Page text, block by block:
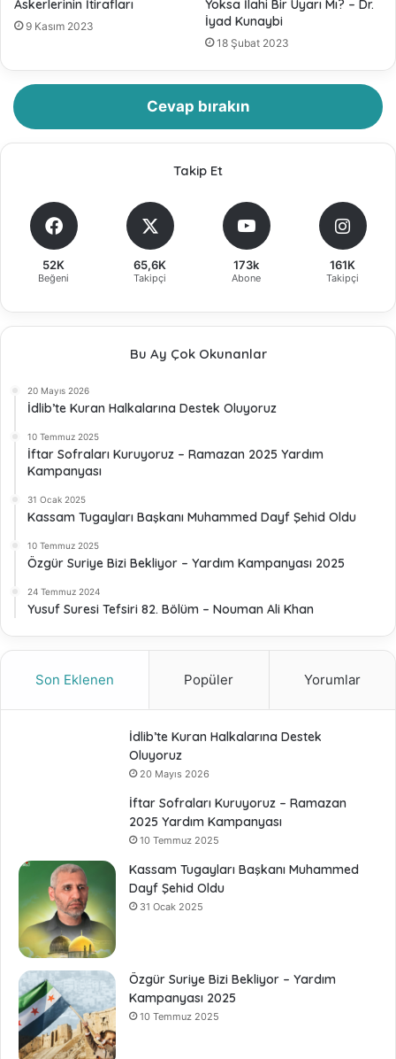
Askerlerinin İtirafları
9 Kasım 2023
Yoksa İlahi Bir Uyarı Mı? – Dr.
İyad Kunaybi
18 Şubat 2023
Cevap bırakın
Takip Et
52K
Beğeni
65,6K
Takipçi
173k
Abone
161K
Takipçi
Bu Ay Çok Okunanlar
20 Mayıs 2026
İdlib’te Kuran Halkalarına Destek Oluyoruz
10 Temmuz 2025
İftar Sofraları Kuruyoruz – Ramazan 2025 Yardım
Kampanyası
31 Ocak 2025
Kassam Tugayları Başkanı Muhammed Dayf Şehid Oldu
10 Temmuz 2025
Özgür Suriye Bizi Bekliyor – Yardım Kampanyası 2025
24 Temmuz 2024
Yusuf Suresi Tefsiri 82. Bölüm – Nouman Ali Khan
Son Eklenen Popüler Yorumlar
İdlib’te Kuran Halkalarına Destek
Oluyoruz
20 Mayıs 2026
İftar Sofraları Kuruyoruz – Ramazan
2025 Yardım Kampanyası
10 Temmuz 2025
Kassam Tugayları Başkanı Muhammed
Dayf Şehid Oldu
31 Ocak 2025
Özgür Suriye Bizi Bekliyor – Yardım
Kampanyası 2025
10 Temmuz 2025